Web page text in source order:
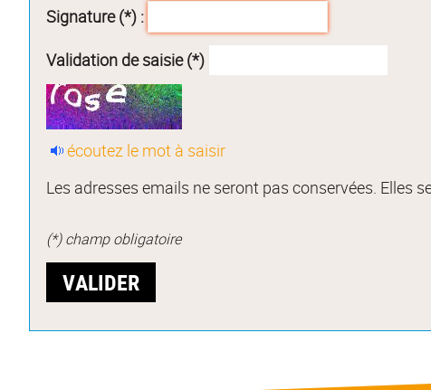
Signature (*) :
Validation de saisie (*)
écoutez le mot à saisir
Les adresses emails ne seront pas conservées. Elles
(*) champ obligatoire